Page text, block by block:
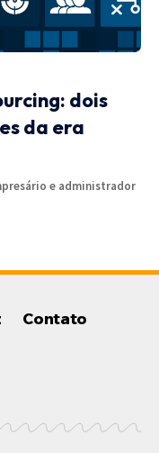
dois
da era
e administrador
Contato